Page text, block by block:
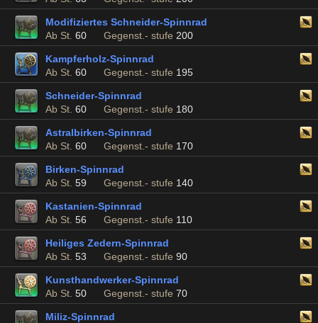
Modifiziertes Schneider-Spinnrad
Ab St. 60 Gegenst.- stufe 200
Kampferholz-Spinnrad
Ab St. 60 Gegenst.- stufe 195
Schneider-Spinnrad
Ab St. 60 Gegenst.- stufe 180
Astralbirken-Spinnrad
Ab St. 60 Gegenst.- stufe 170
Birken-Spinnrad
Ab St. 59 Gegenst.- stufe 140
Kastanien-Spinnrad
Ab St. 56 Gegenst.- stufe 110
Heiliges Zedern-Spinnrad
Ab St. 53 Gegenst.- stufe 90
Kunsthandwerker-Spinnrad
Ab St. 50 Gegenst.- stufe 70
Miliz-Spinnrad